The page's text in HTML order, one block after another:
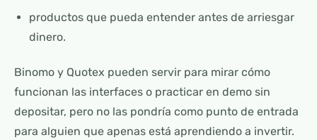
productos que pueda entender antes de arriesgar
dinero.
Binomo y Quotex pueden servir para mirar cómo
funcionan las interfaces o practicar en demo sin
depositar, pero no las pondría como punto de entrada
para alguien que apenas está aprendiendo a invertir.